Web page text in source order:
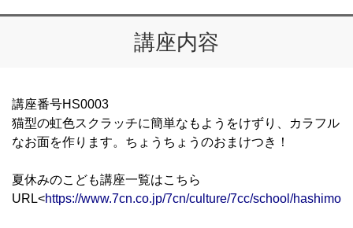
講座内容
講座番号HS0003
猫型の虹色スクラッチに簡単なもようをけずり、カラフル
なお面を作ります。ちょうちょうのおまけつき！
夏休みのこども講座一覧はこちら
URL<https://www.7cn.co.jp/7cn/culture/7cc/school/